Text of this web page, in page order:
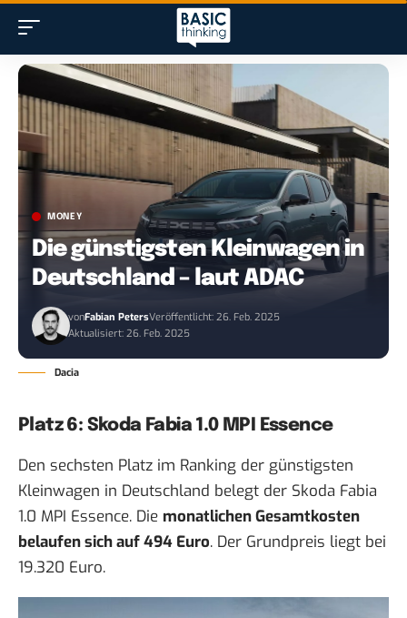
MONEY
Die günstigsten Kleinwagen in
Deutschland – laut ADAC
vonFabian PetersVeröffentlicht: 26. Feb. 2025
Aktualisiert: 26. Feb. 2025
Dacia
Platz 6: Skoda Fabia 1.0 MPI Essence
Den sechsten Platz im Ranking der günstigsten
Kleinwagen in Deutschland belegt der Skoda Fabia
1.0 MPI Essence. Die monatlichen Gesamtkosten
belaufen sich auf 494 Euro. Der Grundpreis liegt bei
19.320 Euro.